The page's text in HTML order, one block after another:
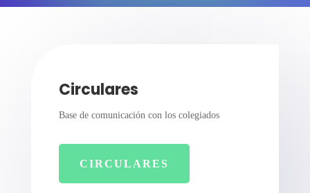
Circulares
Base de comunicación con los colegiados
CIRCULARES